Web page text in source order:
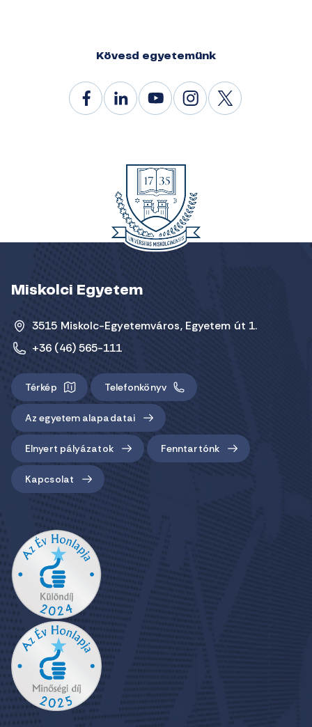
Kövesd egyetemünk
Miskolci Egyetem
3515 Miskolc-Egyetemváros, Egyetem út 1.
+36 (46) 565-111
Térkép Telefonkönyv
Az egyetem alapadatai
Elnyert pályázatok Fenntartónk
Kapcsolat